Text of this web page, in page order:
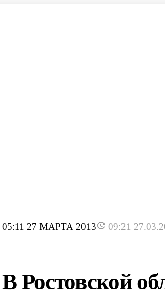
05:11 27 МАРТА 2013 09:21
В Ростовской